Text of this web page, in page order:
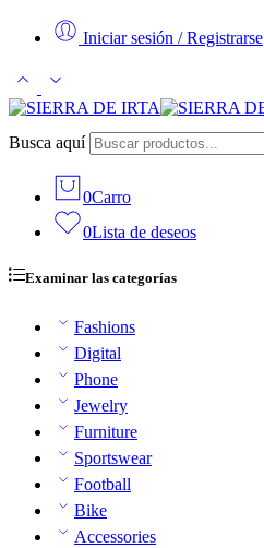
Iniciar sesión / Registrarse
Busca aquí
0Carro
0Lista de deseos
Examinar las categorías
Fashions
Digital
Phone
Jewelry
Furniture
Sportswear
Football
Bike
Accessories